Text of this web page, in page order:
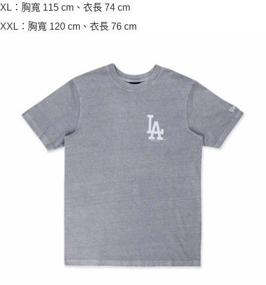
XL：胸寬 115 cm、衣長 74 cm
XXL：胸寬 120 cm、衣長 76 cm